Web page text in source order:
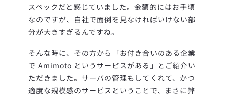
スペックだと感じていました。金額的にはお手頃
なのですが、自社で面倒を見なければいけない部
分が大きすぎるんですね。
そんな時に、その方から「お付き合いのある企業
で Amimoto というサービスがある」とご紹介い
ただきました。サーバの管理もしてくれて、かつ
適度な規模感のサービスということで、まさに弊